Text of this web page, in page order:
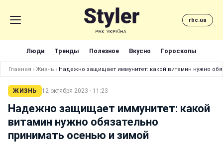
rbc.ua
Люди Тренды Полезное Вкусно Гороскопы
Главная › Жизнь › Надежно защищает иммунитет: какой витамин нужно
ЖИЗНЬ 12 октября 2023 · 11:23
Надежно защищает иммунитет: какой
витамин нужно обязательно
принимать осенью и зимой